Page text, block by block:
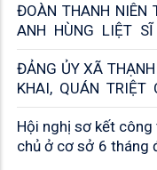
ĐOÀN THANH NIÊN
ANH HÙNG LIỆT
THƯƠNG BINH –
ĐẢNG ỦY XÃ
KHAI, QUÁN TRIỆT
ƯƠNG VÀ TỈNH ỦY
Hội nghị sơ kết
chủ ở cơ sở 6 tháng